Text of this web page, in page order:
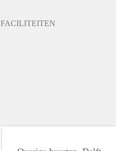
FACILITEITEN